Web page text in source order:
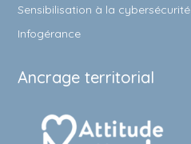
Sensibilisation à la cybersécurité
Infogérance
Ancrage territorial